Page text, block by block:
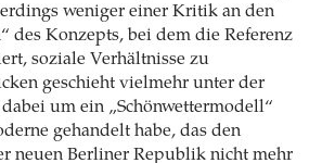
weniger einer Kritik an den
des Konzepts, bei dem die Referenz
soziale Verhältnisse zu
geschieht vielmehr unter der
dabei um ein „Schönwettermodell“
gehandelt habe, das den
neuen Berliner Republik nicht mehr